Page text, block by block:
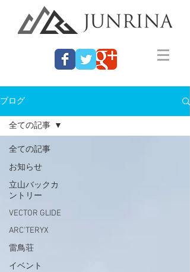
ブログ
全ての記事
お知らせ
立山バックカ
ントリー
VECTOR GLIDE
ARC'TERYX
雷鳥荘
イベント
全ての記事